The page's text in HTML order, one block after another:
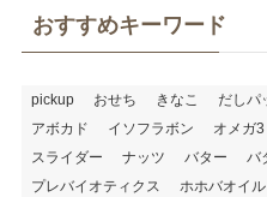
おすすめキーワード
pickup おせち きなこ だしパ
アボカド
イソフラボン オメガ3
スライダー
ナッツ バター バ
プレバイオティクス
ホホバオイル